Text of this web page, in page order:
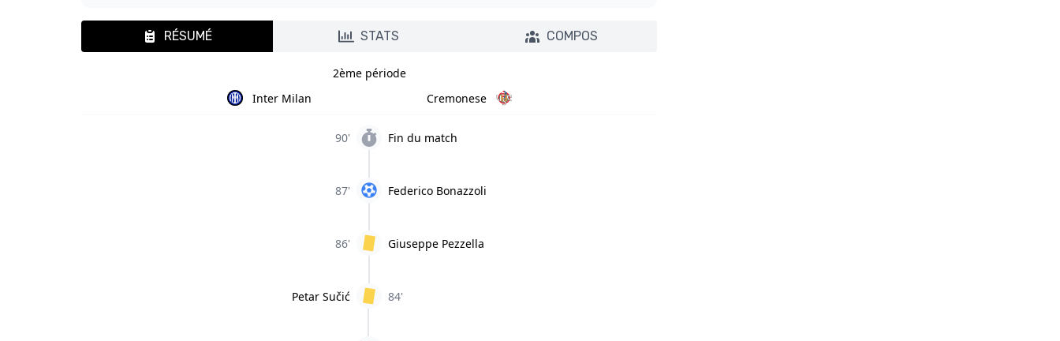
RÉSUMÉ STATS COMPOS
2ème période
Inter Milan
Cremonese
90' Fin du match
87' Federico Bonazzoli
86' Giuseppe Pezzella
84'
Petar Sučić